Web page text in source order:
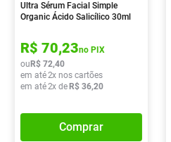
Ultra Sérum Facial Simple
Organic Ácido Salicílico 30ml
R$ 70,23no PIX
ou R$ 72,40
em até2x nos cartões
em até2x de R$ 36,20
Comprar